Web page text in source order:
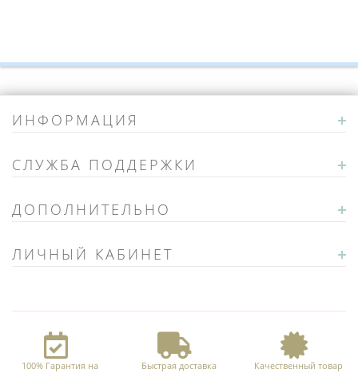
ИНФОРМАЦИЯ
СЛУЖБА ПОДДЕРЖКИ
ДОПОЛНИТЕЛЬНО
ЛИЧНЫЙ КАБИНЕТ
100% Гарантия на
Быстрая доставка
Качественный товар